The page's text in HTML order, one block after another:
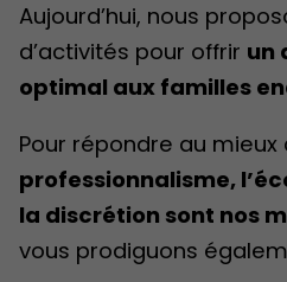
Aujourd’hui, nous
d’activités pour offrir un
optimal aux familles
Pour répondre au
professionnalisme,
la discrétion sont nos
vous prodiguons